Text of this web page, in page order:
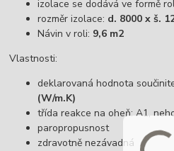
izolace se dodává ve formě
rozměr izolace: d. 8000 x š.
Návin v roli: 9,6 m2
Vlastnosti:
deklarovaná hodnota
(W/m.K)
třída reakce na oheň: A1,
paropropusnost
zdravotně nezávadná